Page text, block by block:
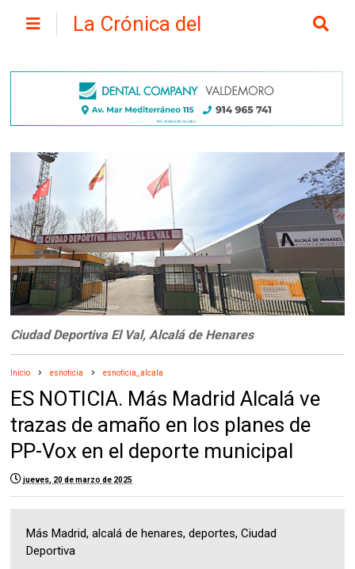
La Crónica del
Ciudad Deportiva El Val, Alcalá de Henares
Inicio esnoticia esnoticia_alcala
ES NOTICIA. Más Madrid Alcalá ve
trazas de amaño en los planes de
PP-Vox en el deporte municipal
jueves, 20 de marzo de 2025
Más Madrid, alcalá de henares, deportes, Ciudad
Deportiva